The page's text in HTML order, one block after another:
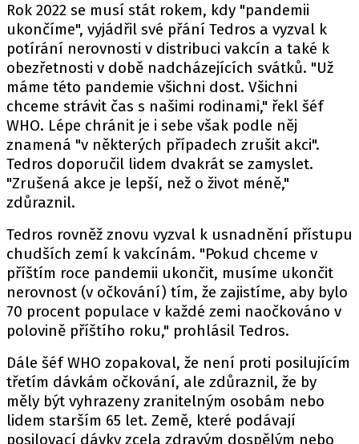
Rok 2022 se musí stát rokem, kdy "pandemii
ukončíme", vyjádřil své přání Tedros a vyzval k
potírání nerovnosti v distribuci vakcín a také k
obezřetnosti v době nadcházejících svátků. "Už
máme této pandemie všichni dost. Všichni
chceme strávit čas s našimi rodinami," řekl šéf
WHO. Lépe chránit je i sebe však podle něj
znamená "v některých případech zrušit akci".
Tedros doporučil lidem dvakrát se zamyslet.
"Zrušená akce je lepší, než o život méně,"
zdůraznil.
Tedros rovněž znovu vyzval k usnadnění přístupu
chudších zemí k vakcínám. "Pokud chceme v
příštím roce pandemii ukončit, musíme ukončit
nerovnost (v očkování) tím, že zajistíme, aby bylo
70 procent populace v každé zemi naočkováno v
polovině příštího roku," prohlásil Tedros.
Dále šéf WHO zopakoval, že není proti posilujícím
třetím dávkám očkování, ale zdůraznil, že by
měly být vyhrazeny zranitelným osobám nebo
lidem starším 65 let. Země, které podávají
posilovací dávky zcela zdravým dospělým nebo